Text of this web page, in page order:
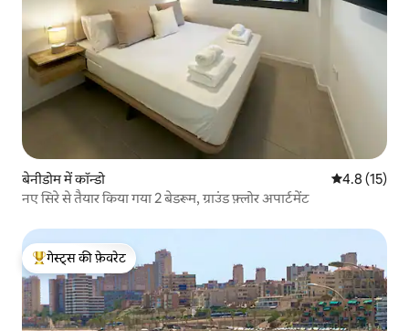
बेनीडोम में कॉन्डो औसत रेटिंग 5
4.8 (15)
नए सिरे से तैयार किया गया 2 बेडरूम, ग्राउंड फ़्लोर अपार्टमेंट
गेस्ट्स का टॉप फ़ेवरेट
गेस्ट्स की फ़ेवरेट